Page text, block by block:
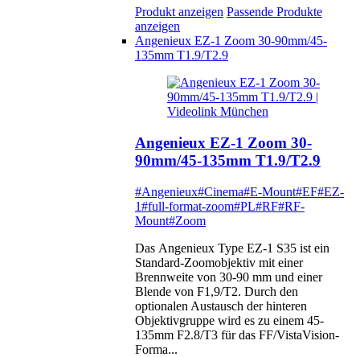
Produkt anzeigen Passende Produkte
anzeigen
Angenieux EZ-1 Zoom 30-90mm/45-
135mm T1.9/T2.9
Angenieux EZ-1 Zoom 30-
90mm/45-135mm T1.9/T2.9
#Angenieux#Cinema#E-Mount#EF#EZ-
1#full-format-zoom#PL#RF#RF-
Mount#Zoom
Das Angenieux Type EZ-1 S35 ist ein
Standard-Zoomobjektiv mit einer
Brennweite von 30-90 mm und einer
Blende von F1,9/T2. Durch den
optionalen Austausch der hinteren
Objektivgruppe wird es zu einem 45-
135mm F2.8/T3 für das FF/VistaVision-
Forma...